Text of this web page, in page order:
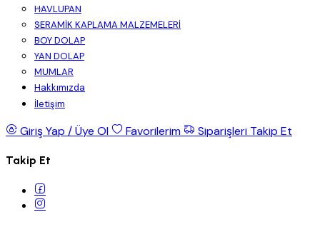
HAVLUPAN
SERAMİK KAPLAMA MALZEMELERİ
BOY DOLAP
YAN DOLAP
MUMLAR
Hakkımızda
İletişim
Giriş Yap / Üye Ol Favorilerim Siparişleri Takip Et
Takip Et